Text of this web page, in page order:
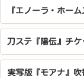
『エノーラ・ホー
刀ステ『陽伝』チケ
実写版『モアナ』吹